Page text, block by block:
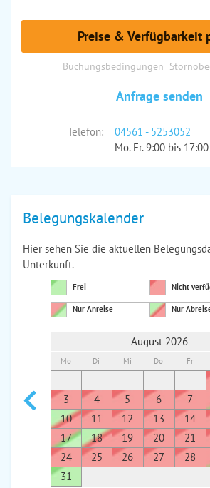
Preise & Verfügbarkeit
Buchungsbedingungen
Anfrage senden
Telefon:
04561 - 5253052
Mo.-Fr. 9:00 bis
Belegungskalender
Hier sehen Sie die aktuellen
Unterkunft.
Frei Nicht
Nur Anreise Nur
August 2026
Mo Di Mi Do Fr
3
4 5 6 7
10
11 12 13 14
17
18 19 20 21
24
25 26 27 28
31